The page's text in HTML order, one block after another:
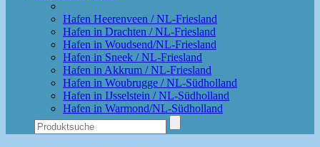
Hafen Heerenveen / NL-Friesland
Hafen in Drachten / NL-Friesland
Hafen in Woudsend/NL-Friesland
Hafen in Sneek / NL-Friesland
Hafen in Akkrum / NL-Friesland
Hafen in Woubrugge / NL-Südholland
Hafen in IJsselstein / NL-Südholland
Hafen in Warmond/NL-Südholland